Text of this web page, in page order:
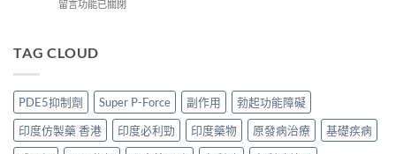
對
中
網
略：
付
款
點
揀
買
2026
效
果
與
購
P-
P
邊
度
買
正
在
勁
版
POXET-
60
香
留言功能已關閉
TAG CLOUD
PDE5抑制劑 Super P-Force 副作用
勃起功能障礙
印度仿製藥 香港
印度必利勁 印度藥物 原發病治療
基礎疾病